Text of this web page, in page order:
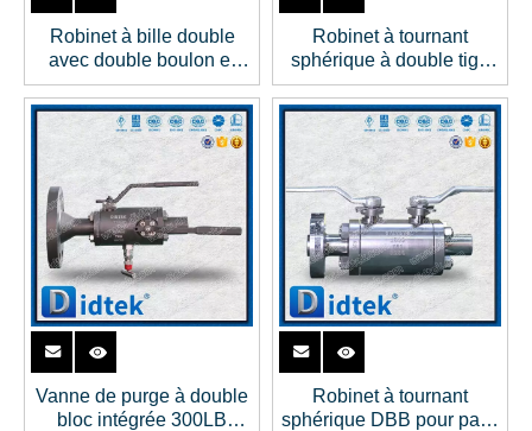
Robinet à bille double
avec double boulon et
purge
Robinet à tournant
sphérique à double tige
allongée à l'azote liquide
cryogénique de GNL
Vanne de purge à double
bloc intégrée 300LB
Robinet à tournant
sphérique DBB pour patin